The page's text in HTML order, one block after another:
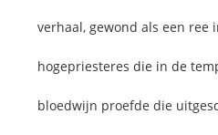
verhaal, gewond als een ree
hogepriesteres die in de
bloedwijn proefde die